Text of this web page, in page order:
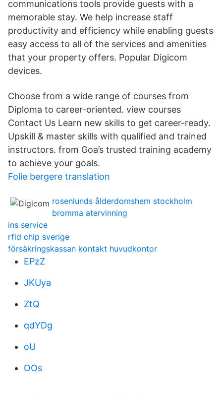
communications tools provide guests with a
memorable stay. We help increase staff
productivity and efficiency while enabling guests
easy access to all of the services and amenities
that your property offers. Popular Digicom
devices.
Choose from a wide range of courses from
Diploma to career-oriented. view courses
Contact Us Learn new skills to get career-ready.
Upskill & master skills with qualified and trained
instructors. from Goa’s trusted training academy
to achieve your goals.
Folie bergere translation
rosenlunds ålderdomshem stockholm
bromma atervinning
ins service
rfid chip sverige
försäkringskassan kontakt huvudkontor
EPzZ
JKUya
ZtQ
qdYDg
oU
OOs